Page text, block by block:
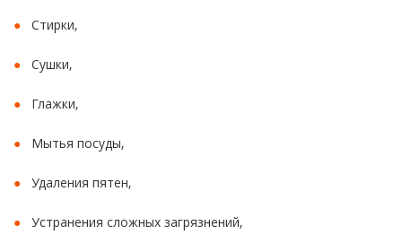
Стирки,
Сушки,
Глажки,
Мытья посуды,
Удаления пятен,
Устранения сложных загрязнений,